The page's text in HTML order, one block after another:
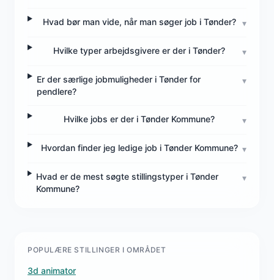
Hvad bør man vide, når man søger job i Tønder? ▾
Hvilke typer arbejdsgivere er der i Tønder? ▾
Er der særlige jobmuligheder i Tønder for
pendlere?
▾
Hvilke jobs er der i Tønder Kommune? ▾
Hvordan finder jeg ledige job i Tønder Kommune? ▾
Hvad er de mest søgte stillingstyper i Tønder
Kommune?
▾
POPULÆRE STILLINGER I OMRÅDET
3d animator